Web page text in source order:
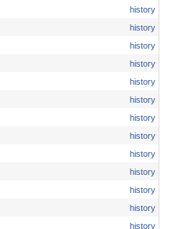
history
history
history
history
history
history
history
history
history
history
history
history
history